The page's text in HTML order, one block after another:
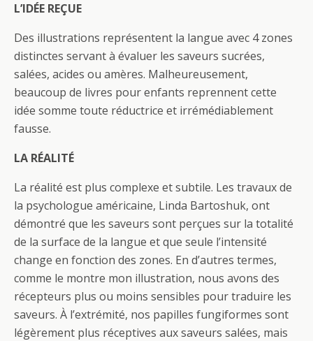
L’IDÉE REÇUE
Des illustrations représentent la langue avec 4 zones
distinctes servant à évaluer les saveurs sucrées,
salées, acides ou amères. Malheureusement,
beaucoup de livres pour enfants reprennent cette
idée somme toute réductrice et irrémédiablement
fausse.
LA RÉALITÉ
La réalité est plus complexe et subtile. Les travaux de
la psychologue américaine, Linda Bartoshuk, ont
démontré que les saveurs sont perçues sur la totalité
de la surface de la langue et que seule l’intensité
change en fonction des zones. En d’autres termes,
comme le montre mon illustration, nous avons des
récepteurs plus ou moins sensibles pour traduire les
saveurs. À l’extrémité, nos papilles fungiformes sont
légèrement plus réceptives aux saveurs salées, mais